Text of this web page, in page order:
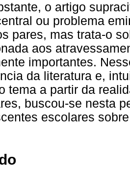
o artigo
ou problema
pares, mas trata-o
aos
importantes.
da literatura e,
tema a partir da
buscou-se nesta
escolares